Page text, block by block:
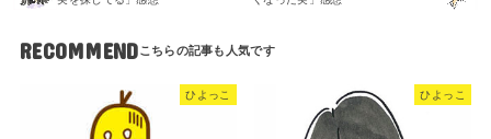
RECOMMEND
ひよっこ ひよっこ